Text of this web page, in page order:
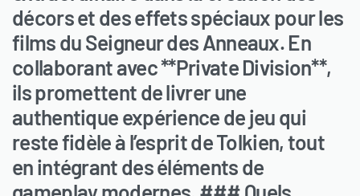
décors et des effets spéciaux pour les
films du Seigneur des Anneaux. En
collaborant avec **Private Division**,
ils promettent de livrer une
authentique expérience de jeu qui
reste fidèle à l’esprit de Tolkien, tout
en intégrant des éléments de